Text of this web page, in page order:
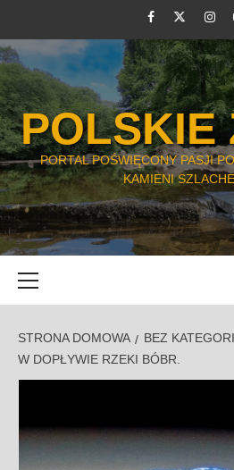
treści
FacebookTwitter
POLSKIE
PORTAL POŚWIĘCONY PASJI
KAMIENI
STRONA DOMOWA BEZ
W DOPŁYWIE RZEKI BÓBR.